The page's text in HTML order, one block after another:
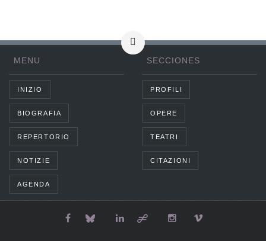
MENU
INIZIO
BIOGRAFIA
REPERTORIO
NOTIZIE
AGENDA
SECCIONES
PROFILI
OPERE
TEATRI
CITAZIONI